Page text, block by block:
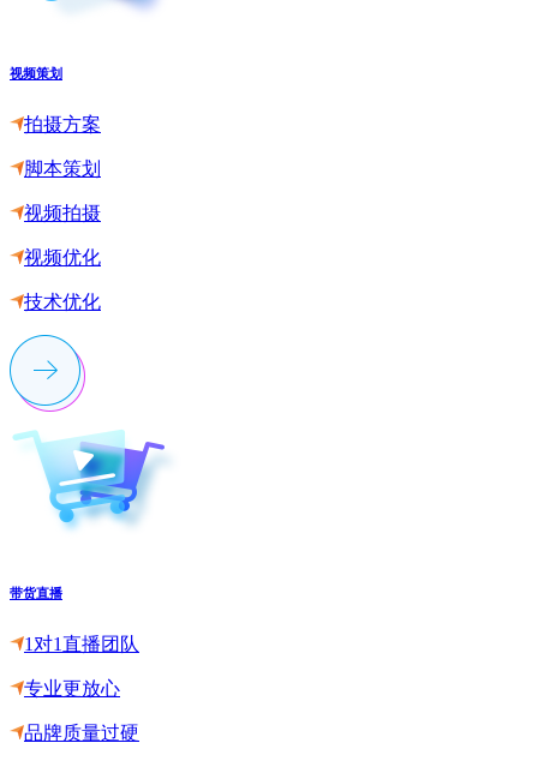
视频策划
拍摄方案
脚本策划
视频拍摄
视频优化
技术优化
带货直播
1对1直播团队
专业更放心
品牌质量过硬